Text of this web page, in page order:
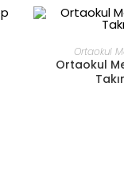
Ortaokul
Ortaokul